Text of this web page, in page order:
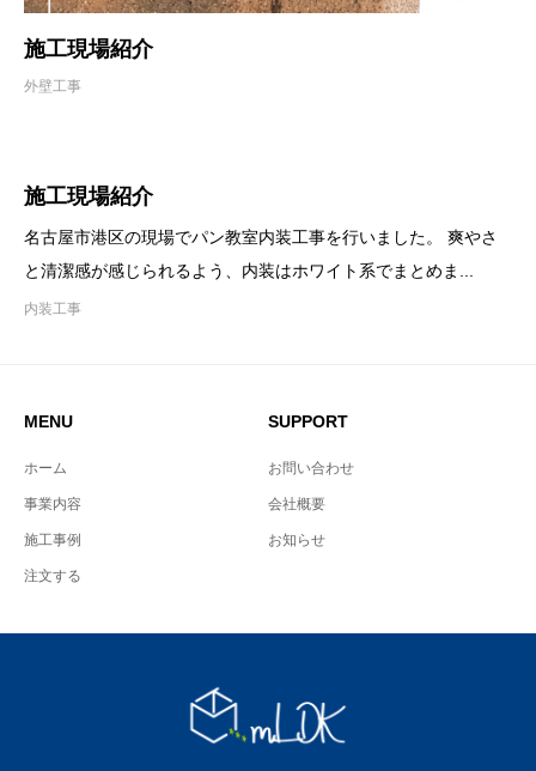
施工現場紹介
外壁工事
施工現場紹介
名古屋市港区の現場でパン教室内装工事を行いました。 爽やさ
と清潔感が感じられるよう、内装はホワイト系でまとめま...
内装工事
MENU
ホーム
事業内容
施工事例
注文する
SUPPORT
お問い合わせ
会社概要
お知らせ